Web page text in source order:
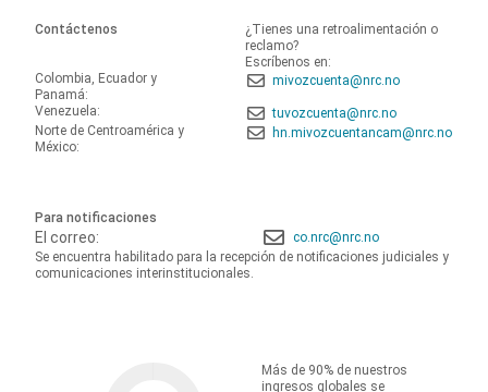
Contáctenos
¿Tienes una retroalimentación o
reclamo?
Escríbenos en:
Colombia, Ecuador y
Panamá:
mivozcuenta@nrc.no
Venezuela:
tuvozcuenta@nrc.no
Norte de Centroamérica y
México:
hn.mivozcuentancam@nrc.no
Para notificaciones
El correo:
co.nrc@nrc.no
Se encuentra habilitado para la recepción de notificaciones judiciales y
comunicaciones interinstitucionales.
Más de 90% de nuestros
ingresos globales se